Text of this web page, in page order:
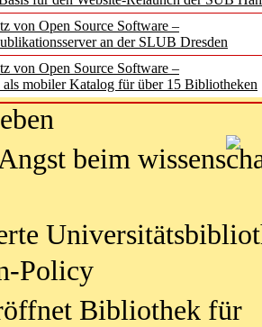
von Open Source Software –
an der SLUB Dresden
von Open Source Software –
mobiler Katalog für über 15 Bibliotheken
Social Media
beim
Policy
Bibliothek für